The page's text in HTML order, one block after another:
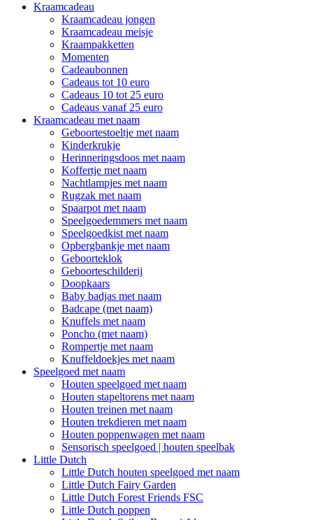
Kraamcadeau
Kraamcadeau jongen
Kraamcadeau meisje
Kraampakketten
Momenten
Cadeaubonnen
Cadeaus tot 10 euro
Cadeaus 10 tot 25 euro
Cadeaus vanaf 25 euro
Kraamcadeau met naam
Geboortestoeltje met naam
Kinderkrukje
Herinneringsdoos met naam
Koffertje met naam
Nachtlampjes met naam
Rugzak met naam
Spaarpot met naam
Speelgoedemmers met naam
Speelgoedkist met naam
Opbergbankje met naam
Geboorteklok
Geboorteschilderij
Doopkaars
Baby badjas met naam
Badcape (met naam)
Knuffels met naam
Poncho (met naam)
Rompertje met naam
Knuffeldoekjes met naam
Speelgoed met naam
Houten speelgoed met naam
Houten stapeltorens met naam
Houten treinen met naam
Houten trekdieren met naam
Houten poppenwagen met naam
Sensorisch speelgoed | houten speelbak
Little Dutch
Little Dutch houten speelgoed met naam
Little Dutch Fairy Garden
Little Dutch Forest Friends FSC
Little Dutch poppen